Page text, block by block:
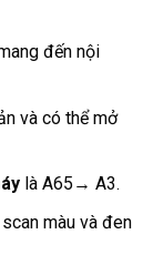
đến nội
và có thể mở
là A65→ A3.
màu và đen